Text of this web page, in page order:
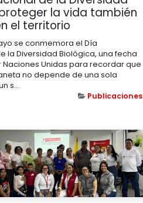
la vida también
el territorio
se conmemora el Día
la Diversidad Biológica, una fecha
Unidas para recordar que
no depende de una sola
s...
Publicaciones